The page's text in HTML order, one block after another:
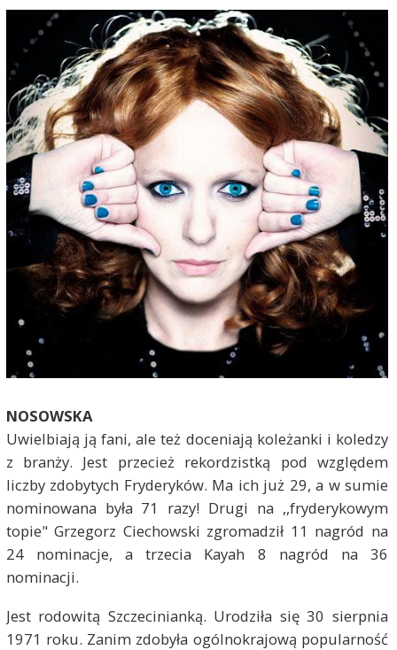
NOSOWSKA
Uwielbiają ją fani, ale też doceniają koleżanki i koledzy
z branży. Jest przecież rekordzistką pod względem
liczby zdobytych Fryderyków. Ma ich już 29, a w sumie
nominowana była 71 razy! Drugi na ,,fryderykowym
topie" Grzegorz Ciechowski zgromadził 11 nagród na
24 nominacje, a trzecia Kayah 8 nagród na 36
nominacji.
Jest rodowitą Szczecinianką. Urodziła się 30 sierpnia
1971 roku. Zanim zdobyła ogólnokrajową popularność